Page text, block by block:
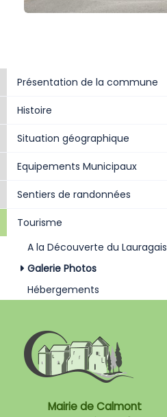
Présentation de la commune
Histoire
Situation géographique
Equipements Municipaux
Sentiers de randonnées
Tourisme
A la Découverte du Lauragais
Galerie Photos
Hébergements
Mairie de Calmont